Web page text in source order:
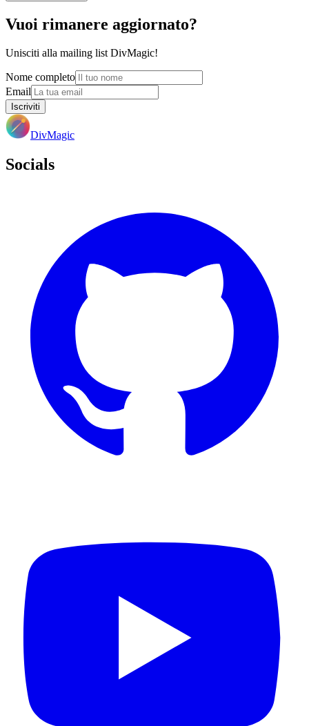
Vuoi rimanere aggiornato?
Unisciti alla mailing list DivMagic!
Nome completo
Email
Iscriviti
DivMagic
Socials